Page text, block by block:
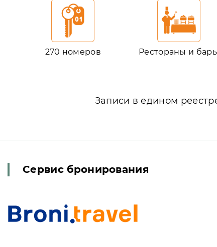
270 номеров Рестораны и
Записи в едином
Сервис бронирования